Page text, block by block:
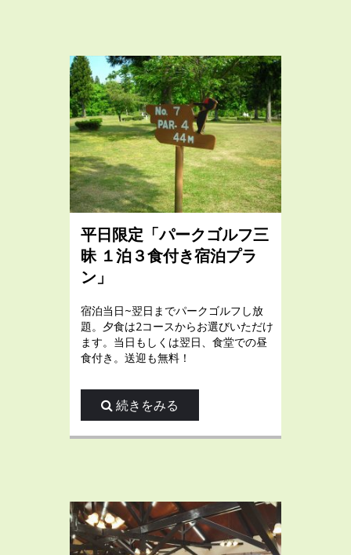
平日限定「パークゴルフ三
昧 １泊３食付き宿泊プラ
ン」
宿泊当日~翌日までパークゴルフし放
題。夕食は2コースからお選びいただけ
ます。当日もしくは翌日、食堂での昼
食付き。送迎も無料！
続きをみる